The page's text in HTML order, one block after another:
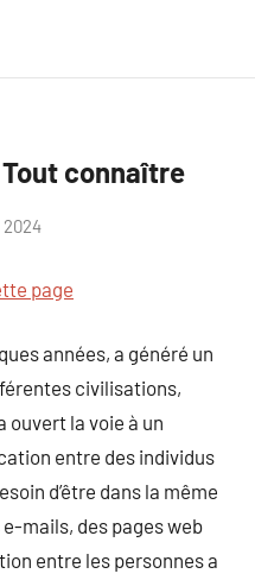
connaître
2024
page
années, a généré un
civilisations,
ouvert la voie à un
entre des individus
d’être dans la même
mails, des pages web
entre les personnes a